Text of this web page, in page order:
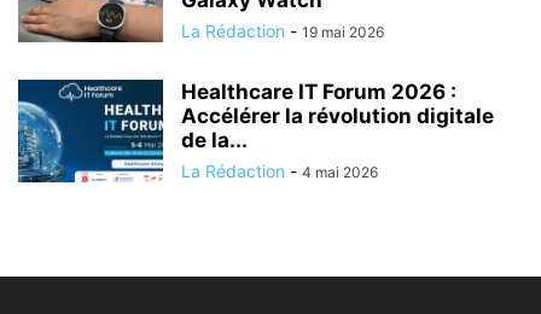
La Rédaction - 19 mai 2026
Healthcare IT Forum 2026 :
Accélérer la révolution digitale
de la...
La Rédaction - 4 mai 2026